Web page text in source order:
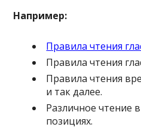
Например:
Правила чтения
Правила чтения
Правила чтения
и так далее.
Различное чтение
позициях.